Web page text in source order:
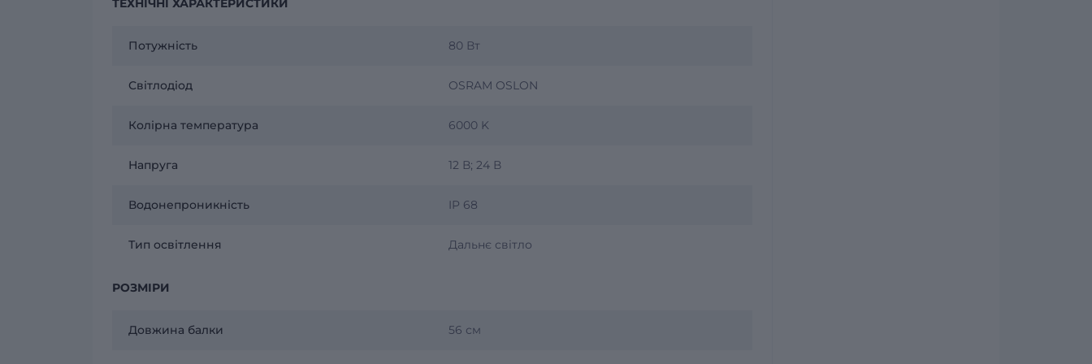
ТЕХНІЧНІ ХАРАКТЕРИСТИКИ
Потужність 80 Вт
Світлодіод OSRAM OSLON
Колірна температура 6000 K
Напруга 12 В; 24 В
Водонепроникність IP 68
Тип освітлення Дальнє світло
РОЗМІРИ
Довжина балки 56 см